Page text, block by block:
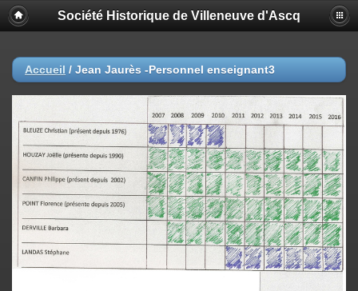
Société Historique de Villeneuve d'Ascq
Accueil / Jean Jaurès -Personnel enseignant3